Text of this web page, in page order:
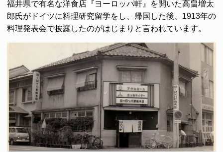
福井県で有名な洋食店『ヨーロッパ軒』を開いた高畠増太
郎氏がドイツに料理研究留学をし、帰国した後、1913年の
料理発表会で披露したのがはじまりと言われています。